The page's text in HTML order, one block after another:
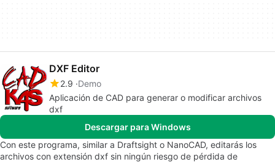
DXF Editor
2.9 Demo
Aplicación de CAD para generar o modificar archivos
dxf
Descargar para Windows
Con este programa, similar a Draftsight o NanoCAD, editarás los
archivos con extensión dxf sin ningún riesgo de pérdida de